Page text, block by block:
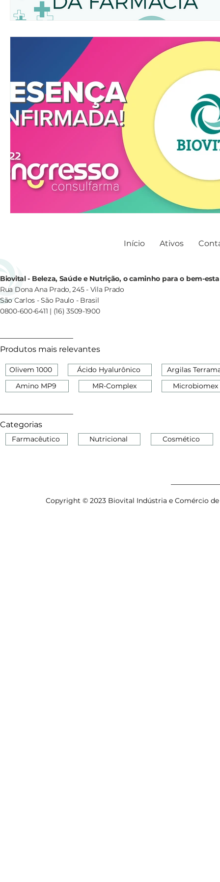
Biovital - Beleza, Saúde e Nutrição, o caminho para o bem-
Rua Dona Ana Prado, 245 - Vila Prado
São Carlos - São Paulo - Brasil
0800-600-6411 | (16) 3509-1900
Início Ativos
Produtos mais relevantes
Olivem 1000
Ácido Hyalurônico
Amino MP9
MR-Complex
Argilas
Microbiomex
Categorias
Farmacêutico Nutricional Cosmético
Copyright © 2023 Biovital Indústria e Comércio de